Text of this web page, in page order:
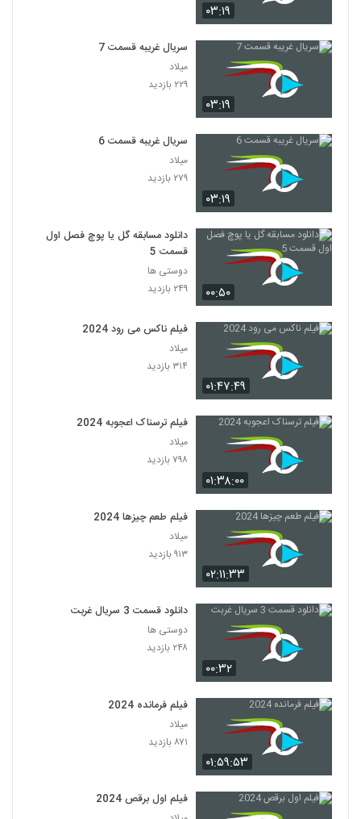
۰۳:۱۹
۰۳:۱۹
سریال غریبه قسمت 7
میلاد
۲۲۹ بازدید
۰۳:۱۹
سریال غریبه قسمت 6
میلاد
۲۷۹ بازدید
۰۰:۵۰
دانلود مسابقه گل یا پوچ فصل اول
قسمت 5
دوستی ها
۲۴۹ بازدید
۰۱:۴۷:۴۹
فیلم ناکس می رود 2024
میلاد
۳۱۴ بازدید
۰۱:۳۸:۰۰
فیلم ترسناک اعجوبه 2024
میلاد
۷۹۸ بازدید
۰۲:۱۱:۳۳
فیلم طعم چیزها 2024
میلاد
۹۱۳ بازدید
۰۰:۳۲
دانلود قسمت 3 سریال غربت
دوستی ها
۲۴۸ بازدید
۰۱:۵۹:۵۳
فیلم فرمانده 2024
میلاد
۸۷۱ بازدید
فیلم اول برقص 2024